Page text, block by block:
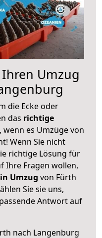
Umzug
die Ecke oder
das richtige
wenn es Umzüge von
Wenn Sie nicht
richtige Lösung für
Ihre Fragen wollen,
Umzug von Fürth
Sie sie uns,
Antwort auf
nach Langenburg